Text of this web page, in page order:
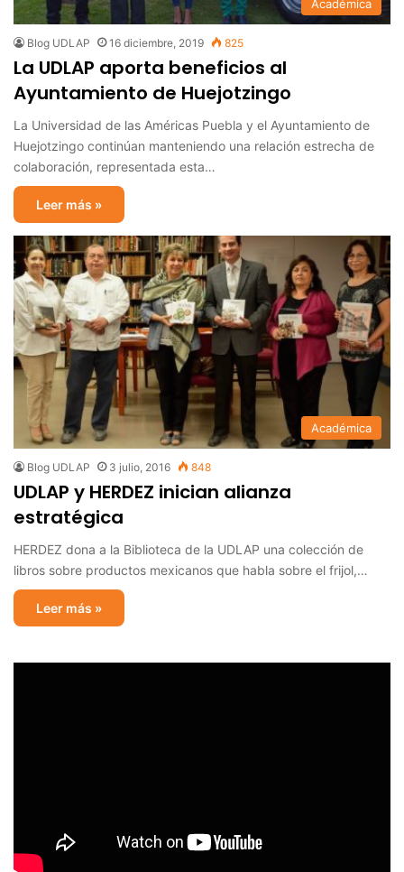
Académica
Blog UDLAP 16 diciembre, 2019 825
La UDLAP aporta beneficios al
Ayuntamiento de Huejotzingo
La Universidad de las Américas Puebla y el Ayuntamiento de
Huejotzingo continúan manteniendo una relación estrecha de
colaboración, representada esta…
Leer más »
Académica
Blog UDLAP 3 julio, 2016 848
UDLAP y HERDEZ inician alianza
estratégica
HERDEZ dona a la Biblioteca de la UDLAP una colección de
libros sobre productos mexicanos que habla sobre el frijol,…
Leer más »